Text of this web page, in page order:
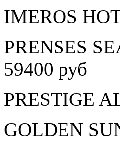
IMEROS
PRENSES
59400 руб
PRESTIGE
GOLDEN